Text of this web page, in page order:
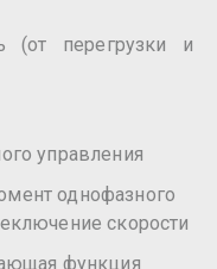
(от перегрузки и
управления
однофазного
скорости
функция